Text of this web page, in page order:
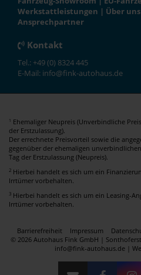
Werkstattleistungen | Über uns
Ansprechpartner
Kontakt
Tel.: +49 (0) 8324 445
E-Mail: info@fink-autohaus.de
1 Ehemaliger Neupreis (Unverbindliche
der Erstzulassung).
Der errechnete Preisvorteil sowie die
gegenüber der ehemaligen
Tag der Erstzulassung (Neupreis).
2 Hierbei handelt es sich um ein
Irrtümer vorbehalten.
3 Hierbei handelt es sich um ein Leasing-
Irrtümer vorbehalten.
Barrierefreiheit Impressum
© 2026 Autohaus Fink GmbH |
info@fink-autohaus.de |